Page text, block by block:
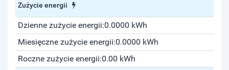
Zużycie energii
Dzienne zużycie energii:0.0000 kWh
Miesięczne zużycie energii:0.0000 kWh
Roczne zużycie energii:0.00 kWh